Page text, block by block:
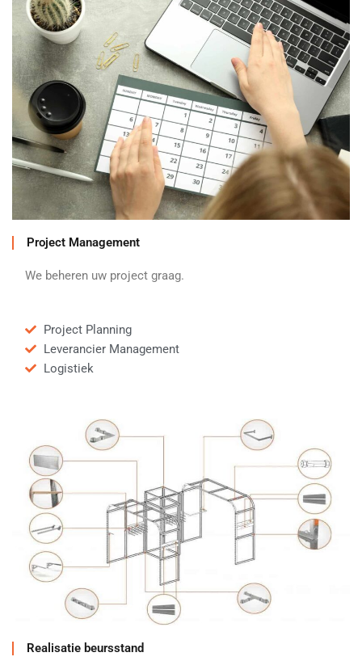
Project Management
We beheren uw project graag.
Project Planning
Leverancier Management
Logistiek
Realisatie beursstand